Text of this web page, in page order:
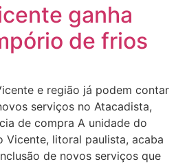
ganha
de frios
e região já podem contar
serviços no Atacadista,
de compra A unidade do
Vicente, litoral paulista, acaba
de novos serviços que